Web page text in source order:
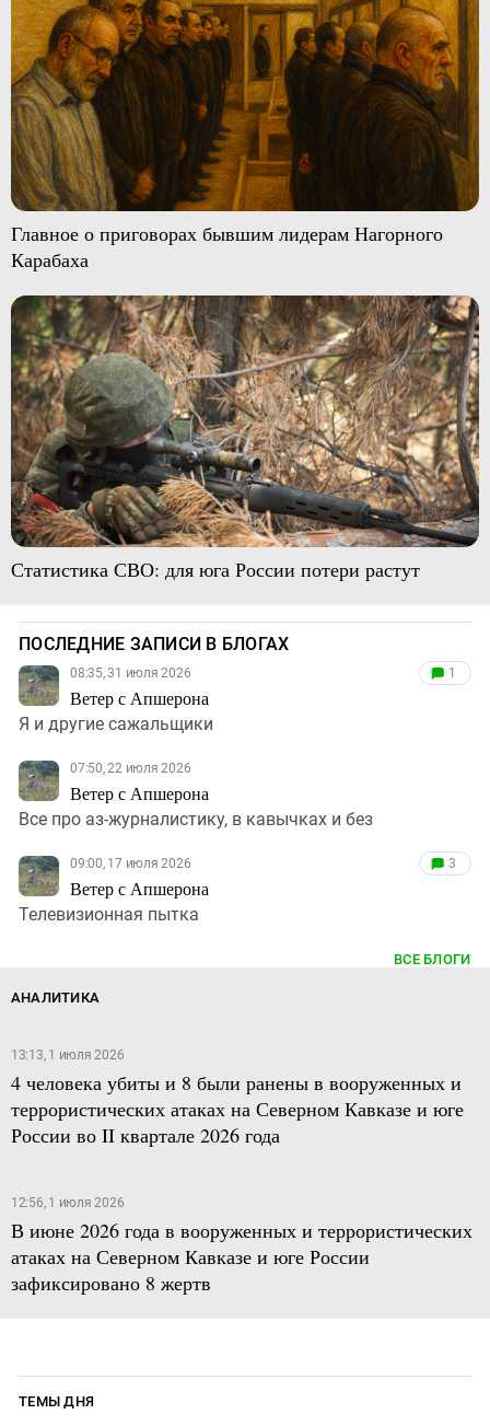
Главное о приговорах бывшим лидерам Нагорного
Карабаха
Статистика СВО: для юга России потери растут
ПОСЛЕДНИЕ ЗАПИСИ В БЛОГАХ
08:35, 31 июля 2026
Ветер с Апшерона
1
Я и другие сажальщики
07:50, 22 июля 2026
Ветер с Апшерона
Все про аз-журналистику, в кавычках и без
09:00, 17 июля 2026
Ветер с Апшерона
3
Телевизионная пытка
ВСЕ БЛОГИ
АНАЛИТИКА
13:13, 1 июля 2026
4 человека убиты и 8 были ранены в вооруженных и
террористических атаках на Северном Кавказе и юге
России во II квартале 2026 года
12:56, 1 июля 2026
В июне 2026 года в вооруженных и террористических
атаках на Северном Кавказе и юге России
зафиксировано 8 жертв
ТЕМЫ ДНЯ